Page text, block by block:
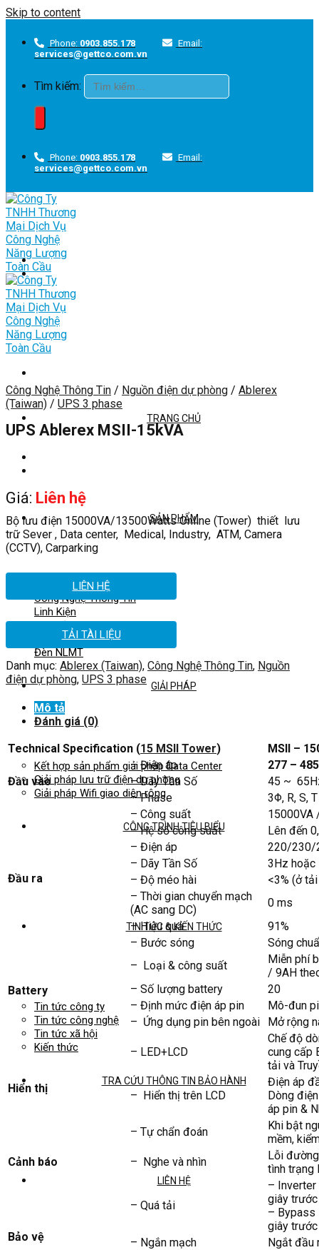
Skip to content
Phone: 0903.855.178
Email:
services@gettco.com.vn
Tìm kiếm:
Phone: 0903.855.178
Email:
services@gettco.com.vn
TRANG CHỦ
SẢN PHẨM
Công Nghệ Thông Tin
Linh Kiện
Phụ kiện
Giải Pháp Văn Phòng
Đèn NLMT
GIẢI PHÁP
Kết hợp sản phẩm giải pháp Data Center
Giải pháp lưu trữ điện dự phòng
Giải pháp Wifi giao diện rộng
CÔNG TRÌNH TIÊU BIỂU
TIN TỨC & KIẾN THỨC
Tin tức công ty
Tin tức công nghệ
Tin tức xã hội
Kiến thức
TRA CỨU THÔNG TIN BẢO HÀNH
LIÊN HỆ
Công Nghệ Thông Tin / Nguồn điện dự phòng / Ablerex
(Taiwan) / UPS 3 phase
UPS Ablerex MSII-15kVA
Giá: Liên hệ
Bộ lưu điện 15000VA/13500Watts Online (Tower) thiết lưu
trữ Sever , Data center, Medical, Industry, ATM, Camera
(CCTV), Carparking
LIÊN HỆ
TẢI TÀI LIỆU
Danh mục: Ablerex (Taiwan), Công Nghệ Thông Tin, Nguồn
điện dự phòng, UPS 3 phase
Mô tả
Đánh giá (0)
Technical Specification (15 MSII Tower) MSII –
Đầu vào
– Điện áp
277 –
– Dãy Tần Số
45 ~
– Phase
3Φ, R, S,
Đầu ra
– Công suất
15000VA
– Hệ số công suất
Lên đến
– Điện áp
220/230/
– Dãy Tần Số
3Hz hoặc
– Độ méo hài
<3% (ở
– Thời gian chuyển mạch
(AC sang DC)
0 ms
– Hiệu quả
91%
– Bước sóng
Sóng
Battery
– Loại & công suất
Miễn phí
/ 9AH
– Số lượng battery
20
– Định mức điện áp pin
Mô-đun
– Ứng dụng pin bên ngoài
Mở rộng
Hiển thị
– LED+LCD
Chế độ
cung cấp
tải và
– Hiển thị trên LCD
Điện áp
Dòng
áp pin &
– Tự chẩn đoán
Khi bật
mềm,
Cảnh báo
– Nghe và nhìn
Lỗi
tình trạng
Bảo vệ
– Quá tải
– Inverter
giây trước
– Bypass
giây
– Ngắn mạch
Ngắt đầu